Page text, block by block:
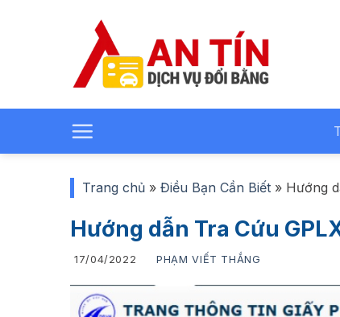
Trang chủ » Điều Bạn Cần Biết » Hướng
Hướng dẫn Tra Cứu
17/04/2022 PHẠM VIẾT THẮNG